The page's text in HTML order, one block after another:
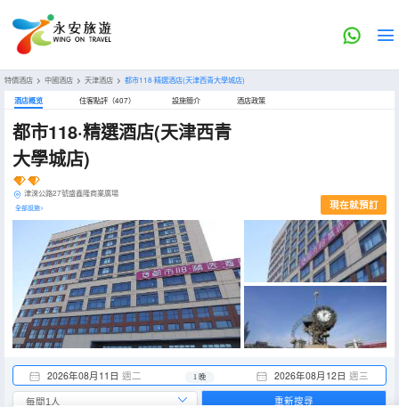
特價酒店 > 中國酒店 > 天津酒店 > 都市118·精選酒店(天津西青大學城店)
酒店概览 住客點評（407） 設施簡介 酒店政策
都市118·精選酒店(天津西青
大學城店)
津淶公路27號盛鑫隆商業廣場
全部設施> 現在就預訂
2026年08月11日 週二 2026年08月12日 週三
1 晚
重新搜尋